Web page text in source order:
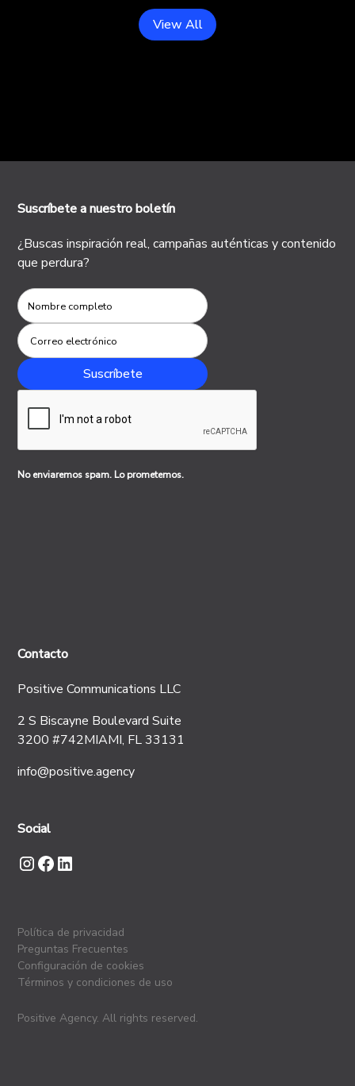
View All
Suscríbete a nuestro boletín
¿Buscas inspiración real, campañas auténticas y contenido
que perdura?
No enviaremos spam. Lo prometemos.
Contacto
Positive Communications LLC
2 S Biscayne Boulevard Suite
3200 #742MIAMI, FL 33131
info@positive.agency
Social
Positive Agency. All rights reserved.
Política de privacidad
Preguntas Frecuentes
Configuración de cookies
Términos y condiciones de uso